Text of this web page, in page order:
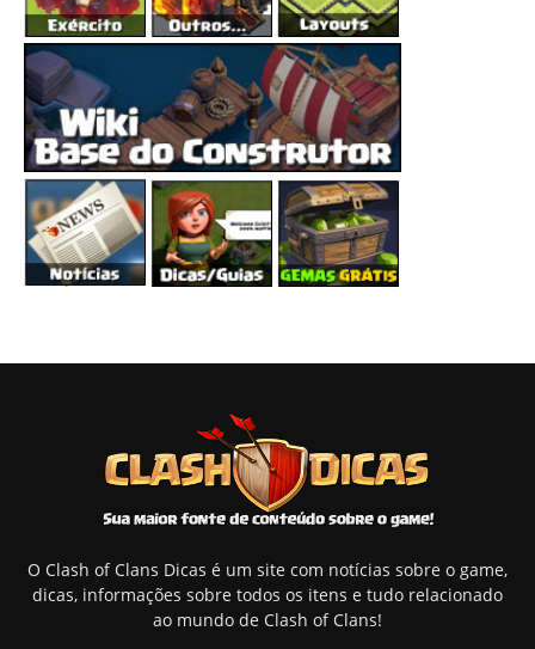
O Clash of Clans Dicas é um site com notícias sobre o game,
dicas, informações sobre todos os itens e tudo relacionado
ao mundo de Clash of Clans!